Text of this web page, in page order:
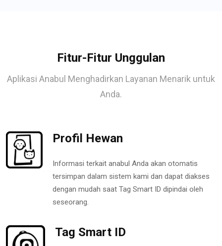
Fitur-Fitur Unggulan
Aplikasi Anabul Menghadirkan Layanan Menarik untuk
Anda.
Profil Hewan
Informasi terkait anabul Anda akan otomatis
tersimpan dalam sistem kami dan dapat diakses
dengan mudah saat Tag Smart ID dipindai oleh
seseorang.
Tag Smart ID